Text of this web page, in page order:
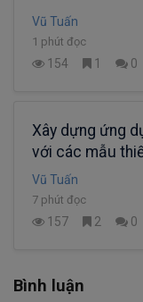
Vũ Tuấn
1 phút đọc
154 1 0
Xây dựng ứng
với các mẫu
Vũ Tuấn
7 phút đọc
157 2 0
Bình luận